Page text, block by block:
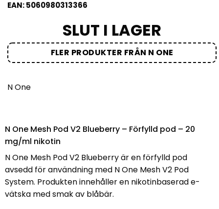
EAN: 5060980313366
SLUT I LAGER
FLER PRODUKTER FRÅN N ONE
N One
N One Mesh Pod V2 Blueberry – Förfylld pod – 20
mg/ml nikotin
N One Mesh Pod V2 Blueberry är en förfylld pod
avsedd för användning med N One Mesh V2 Pod
System. Produkten innehåller en nikotinbaserad e-
vätska med smak av blåbär.